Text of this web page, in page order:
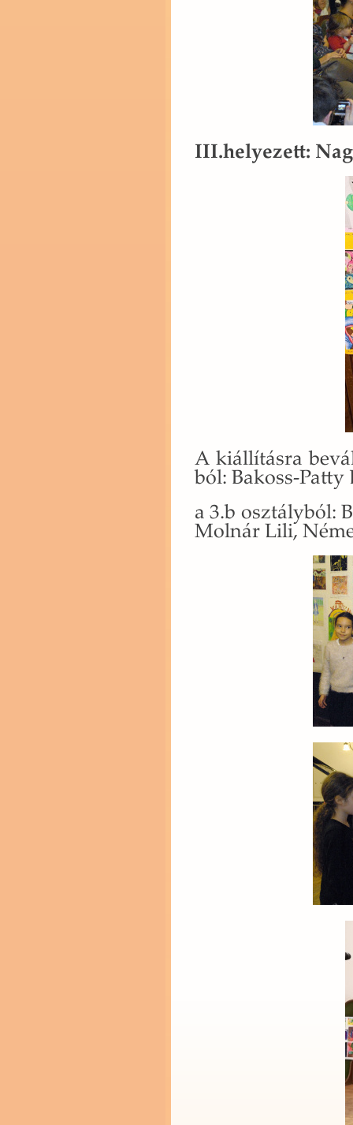
III.​helyezett:
A ki­ál­lí­tás­ra
ból: Ba­koss-
a 3.b osz­tály­ból:
Mol­nár Lili,